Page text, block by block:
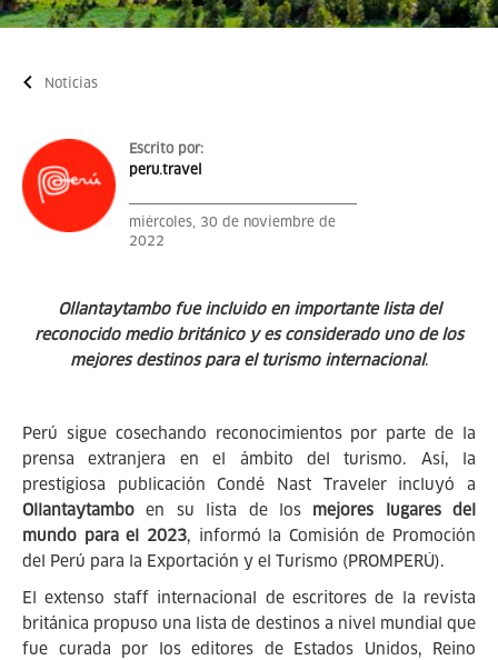
Noticias
Escrito por:
peru.travel
miércoles, 30 de noviembre de
2022
Ollantaytambo fue incluido en importante lista del
reconocido medio británico y es considerado uno de los
mejores destinos para el turismo internacional.
Perú sigue cosechando reconocimientos por parte de la
prensa extranjera en el ámbito del turismo. Así, la
prestigiosa publicación Condé Nast Traveler incluyó a
Ollantaytambo en su lista de los mejores lugares del
mundo para el 2023, informó la Comisión de Promoción
del Perú para la Exportación y el Turismo (PROMPERÚ).
El extenso staff internacional de escritores de la revista
británica propuso una lista de destinos a nivel mundial que
fue curada por los editores de Estados Unidos, Reino